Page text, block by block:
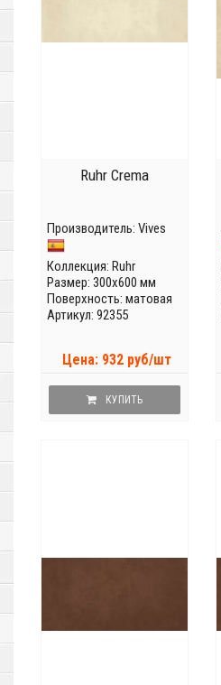
Ruhr Crema
Производитель: Vives
Коллекция: Ruhr
Размер: 300x600 мм
Поверхность: матовая
Артикул: 92355
Цена: 932 руб/шт
КУПИТЬ